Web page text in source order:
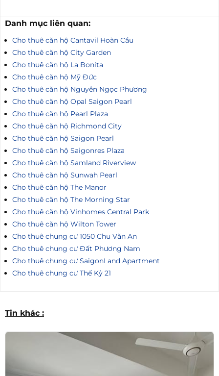
Danh mục liên quan:
Cho thuê căn hộ Cantavil Hoàn Cầu
Cho thuê căn hộ City Garden
Cho thuê căn hộ La Bonita
Cho thuê căn hộ Mỹ Đức
Cho thuê căn hộ Nguyễn Ngọc Phương
Cho thuê căn hộ Opal Saigon Pearl
Cho thuê căn hộ Pearl Plaza
Cho thuê căn hộ Richmond City
Cho thuê căn hộ Saigon Pearl
Cho thuê căn hộ Saigonres Plaza
Cho thuê căn hộ Samland Riverview
Cho thuê căn hộ Sunwah Pearl
Cho thuê căn hộ The Manor
Cho thuê căn hộ The Morning Star
Cho thuê căn hộ Vinhomes Central Park
Cho thuê căn hộ Wilton Tower
Cho thuê chung cư 1050 Chu Văn An
Cho thuê chung cư Đất Phương Nam
Cho thuê chung cư SaigonLand Apartment
Cho thuê chung cư Thế Kỷ 21
Tin khác :